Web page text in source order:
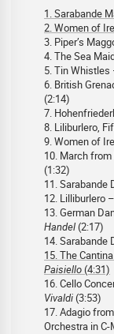
1. Sarabande
2. Women of
3. Piper’s
4. The Sea
5. Tin Whistles
6. British
(2:14)
7.
8. Liliburlero,
9. Women of
10. March
(1:32)
11. Sarabande
12. Lilliburlero –
13. German
Handel(2:17)
14. Sarabande
15. The
Paisiello(4:31)
16. Cello
Vivaldi(3:53)
17. Adagio
Orchestra in C-